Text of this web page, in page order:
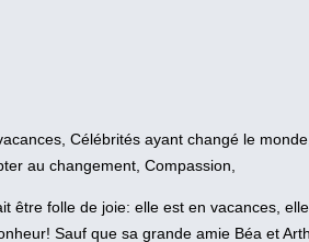
Célébrités ayant changé le
au changement, Compassion,
être folle de joie: elle est en vacances,
Sauf que sa grande amie Béa et